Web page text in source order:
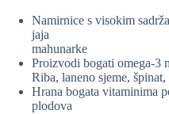
Namirnice s visokim
jaja
mahunarke
Proizvodi bogati omega-3
Riba, laneno sjeme,
Hrana bogata vitaminima
plodova